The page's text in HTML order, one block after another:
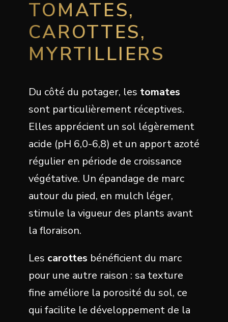
TOMATES,
CAROTTES,
MYRTILLIERS
Du côté du potager, les tomates
sont particulièrement réceptives.
Elles apprécient un sol légèrement
acide (pH 6,0-6,8) et un apport azoté
régulier en période de croissance
végétative. Un épandage de marc
autour du pied, en mulch léger,
stimule la vigueur des plants avant
la floraison.
Les carottes bénéficient du marc
pour une autre raison : sa texture
fine améliore la porosité du sol, ce
qui facilite le développement de la